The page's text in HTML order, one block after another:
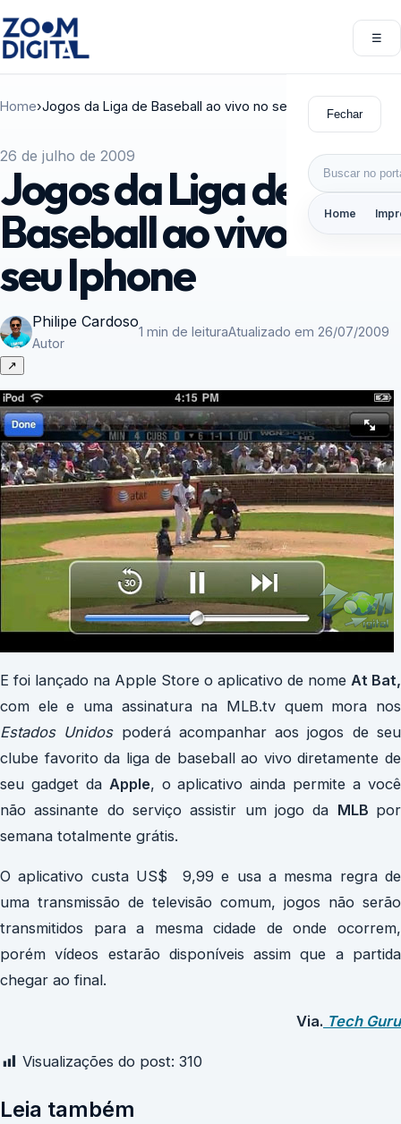
☰
Fechar
Buscar por:
Home
Home›Jogos da Liga de Baseball ao vivo no seu Iphone
26 de julho de 2009
Jogos da Liga de
Baseball ao vivo no
seu Iphone
Philipe Cardoso
Autor
1 min de leituraAtualizado em 26/07/2009
↗
E foi lançado na Apple Store o aplicativo de nome At Bat,
com ele e uma assinatura na MLB.tv quem mora nos
Estados Unidospoderá acompanhar aos jogos de seu
clube favorito da liga de baseball ao vivo diretamente de
seu gadget da Apple, o aplicativo ainda permite a você
não assinante do serviço assistir um jogo da MLB por
semana totalmente grátis.
O aplicativo custa US$ 9,99 e usa a mesma regra de
uma transmissão de televisão comum, jogos não serão
transmitidos para a mesma cidade de onde ocorrem,
porém vídeos estarão disponíveis assim que a partida
chegar ao final.
Via. Tech Guru
Visualizações do post: 310
Leia também